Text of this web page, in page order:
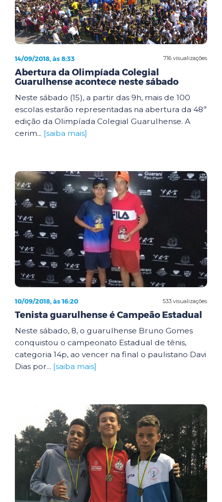
716 visualizações
14/09/2018, às 8:33
Abertura da Olimpíada Colegial
Guarulhense acontece neste sábado
Neste sábado (15), a partir das 9h, mais de 100
escolas estarão representadas na abertura da 48ª
edição da Olimpíada Colegial Guarulhense. A
cerim... [saiba mais]
533 visualizações
10/09/2018, às 16:20
Tenista guarulhense é Campeão Estadual
Neste sábado, 8, o guarulhense Bruno Gomes
conquistou o campeonato Estadual de tênis,
categoria 14p, ao vencer na final o paulistano Davi
Dias por... [saiba mais]